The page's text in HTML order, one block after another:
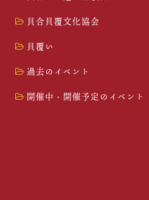
貝合貝覆文化協会
貝覆い
過去のイベント
開催中・開催予定のイベント